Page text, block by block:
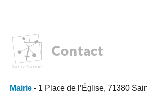
Contact
Mairie - 1 Place de l’Église, 71380